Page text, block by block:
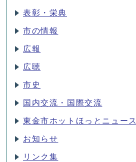
表彰・栄典
市の情報
広報
広聴
市史
国内交流・国際交流
東金市ホットほっとニュース
お知らせ
リンク集